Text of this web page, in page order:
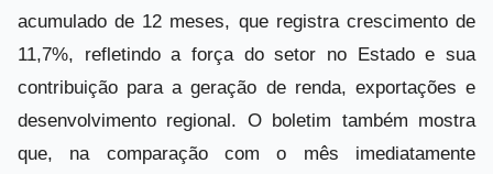
acumulado de 12 meses, que registra crescimento de
11,7%, refletindo a força do setor no Estado e sua
contribuição para a geração de renda, exportações e
desenvolvimento regional. O boletim também mostra
que, na comparação com o mês imediatamente